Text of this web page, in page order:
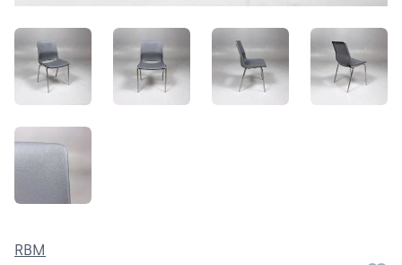
Ni96N5klWR0n.jpegBVFqxR00fkfV.jpegQrlBuWb_tSd-.jpeg
QOx0QCY1dxFK.jpeg
RBM